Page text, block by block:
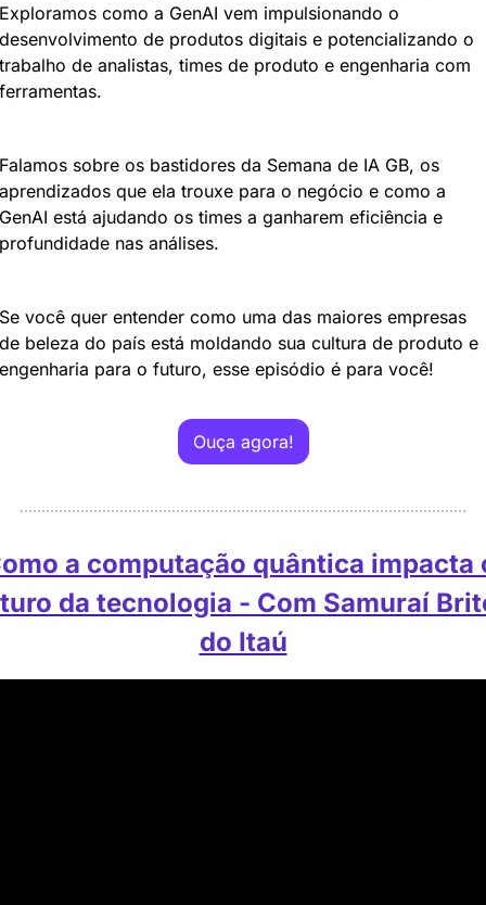
Exploramos como a GenAI vem impulsionando o
desenvolvimento de produtos digitais e potencializando o
trabalho de analistas, times de produto e engenharia com
ferramentas.
Falamos sobre os bastidores da Semana de IA GB, os
aprendizados que ela trouxe para o negócio e como a
GenAI está ajudando os times a ganharem eficiência e
profundidade nas análises.
Se você quer entender como uma das maiores empresas
de beleza do país está moldando sua cultura de produto e
engenharia para o futuro, esse episódio é para você!
Ouça agora!
a computação quântica impacta
da tecnologia - Com Samuraí
do Itaú